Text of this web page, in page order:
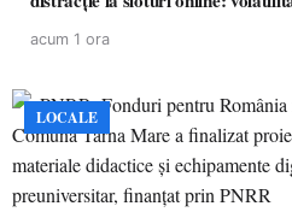
acum 1 ora
LOCALE